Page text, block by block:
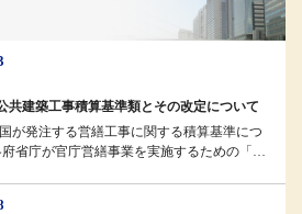
共建築工事積算基準類とその改定について
が発注する営繕工事に関する積算基準につ
省庁が官庁営繕事業を実施するための「統